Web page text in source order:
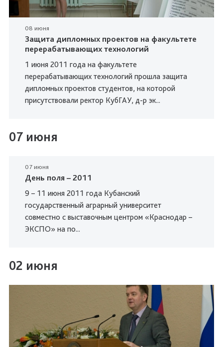
08 июня
Защита дипломных проектов на факультете
перерабатывающих технологий
1 июня 2011 года на факультете
перерабатывающих технологий прошла защита
дипломных проектов студентов, на которой
присутствовали ректор КубГАУ, д-р эк...
07 июня
07 июня
День поля – 2011
9 – 11 июня 2011 года Кубанский
государственный аграрный университет
совместно с выставочным центром «Краснодар –
ЭКСПО» на по...
02 июня